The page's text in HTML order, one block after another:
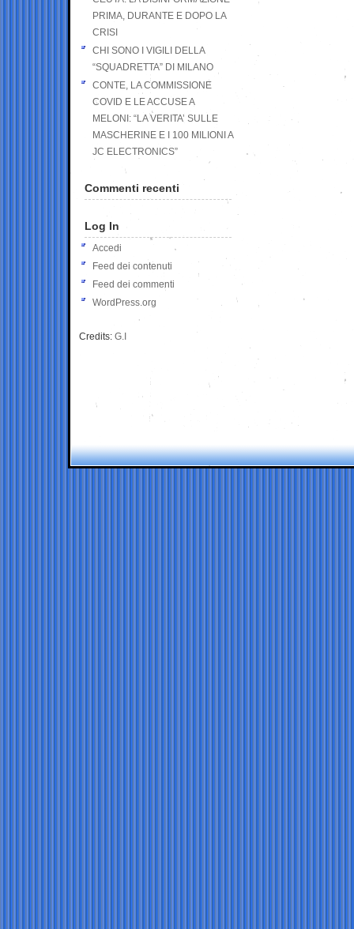
PRIMA, DURANTE E DOPO LA
CRISI
CHI SONO I VIGILI DELLA
“SQUADRETTA” DI MILANO
CONTE, LA COMMISSIONE
COVID E LE ACCUSE A
MELONI: “LA VERITA’ SULLE
MASCHERINE E I 100 MILIONI A
JC ELECTRONICS”
Commenti recenti
Log In
Accedi
Feed dei contenuti
Feed dei commenti
WordPress.org
Credits: G.I